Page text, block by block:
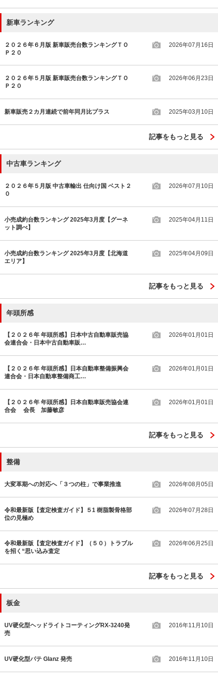
新車ランキング
２０２６年６月版 新車販売台数ランキングＴＯ
Ｐ２０
2026年07月16日
２０２６年５月版 新車販売台数ランキングＴＯ
Ｐ２０
2026年06月23日
新車販売２カ月連続で前年同月比プラス 2025年03月10日
記事をもっと見る
中古車ランキング
２０２６年５月版 中古車輸出 仕向け国 ベスト２
０
2026年07月10日
小売成約台数ランキング 2025年3月度【グーネ
ット調べ】
2025年04月11日
小売成約台数ランキング 2025年3月度【北海道
エリア】
2025年04月09日
記事をもっと見る
年頭所感
【２０２６年 年頭所感】日本中古自動車販売協
会連合会・日本中古自動車販…
2026年01月01日
【２０２６年 年頭所感】日本自動車整備振興会
連合会・日本自動車整備商工…
2026年01月01日
【２０２６年 年頭所感】日本自動車販売協会連
合会 会長 加藤敏彦
2026年01月01日
記事をもっと見る
整備
大変革期への対応へ「３つの柱」で事業推進 2026年08月05日
令和最新版【査定検査ガイド】５1 樹脂製骨格部
位の見極め
2026年07月28日
令和最新版【査定検査ガイド】（５０）トラブル
を招く“思い込み査定
2026年06月25日
記事をもっと見る
板金
UV硬化型ヘッドライトコーティングRX-3240発
売
2016年11月10日
UV硬化型パテ Glanz 発売 2016年11月10日